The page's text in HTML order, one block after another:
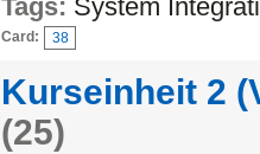
Tags: System
Card: 38
Kurseinheit 2
(25)